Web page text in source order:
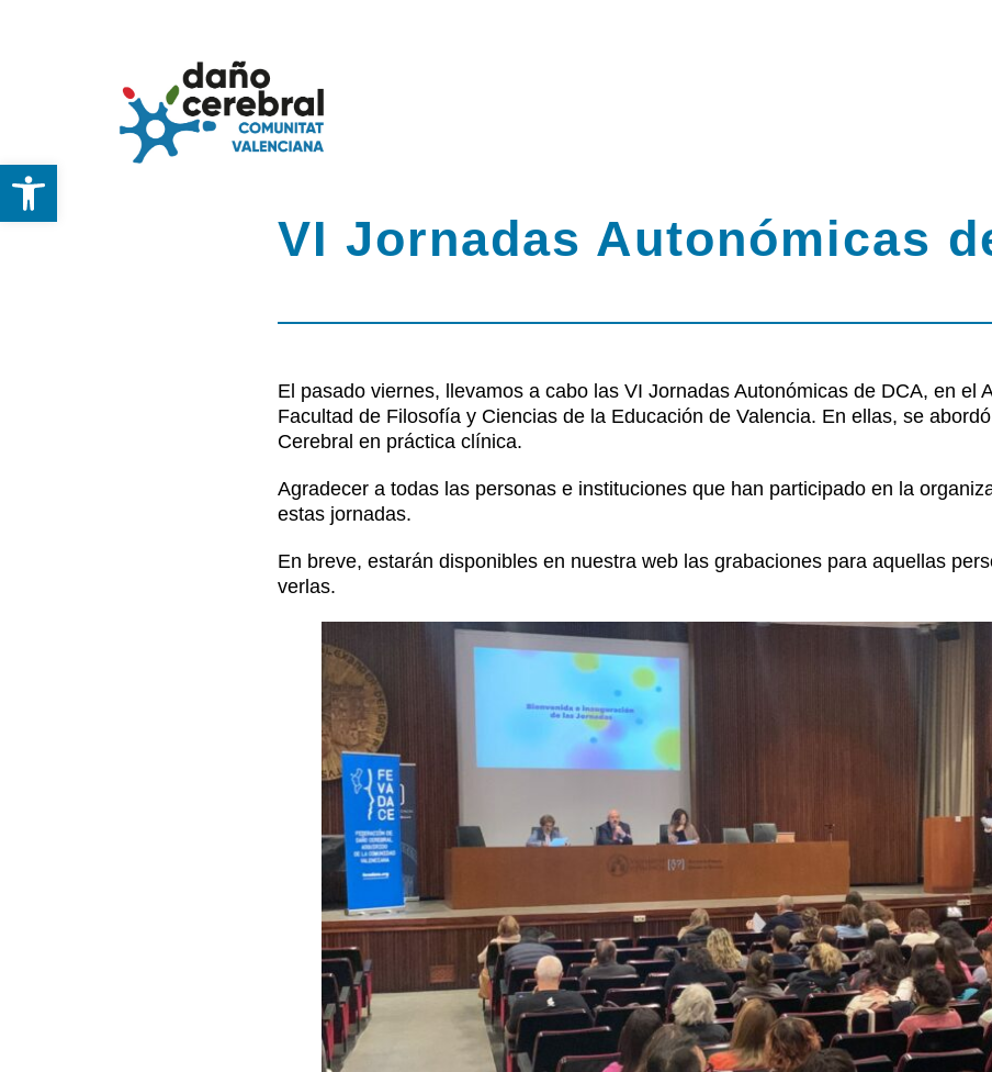
Abrir barra de herramientas
Servicios y Recursos
Noticias
Contacto
VI Jornadas Autonómicas
El pasado viernes, llevamos a cabo las VI Jornadas Autonómicas de DCA, en el
Facultad de Filosofía y Ciencias de la Educación de Valencia. En ellas, se
Cerebral en práctica clínica.
Agradecer a todas las personas e instituciones que han participado en la
estas jornadas.
En breve, estarán disponibles en nuestra web las grabaciones para aquellas
verlas.